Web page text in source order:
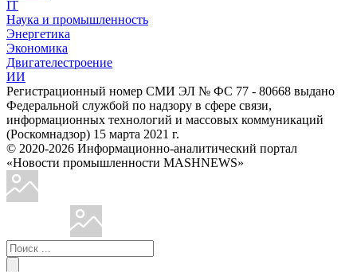
IT
Наука и промышленность
Энергетика
Экономика
Двигателестроение
ИИ
Регистрационный номер СМИ ЭЛ № ФС 77 - 80668 выдано
Федеральной службой по надзору в сфере связи,
информационных технологий и массовых коммуникаций
(Роскомнадзор) 15 марта 2021 г.
© 2020-2026 Информационно-аналитический портал
«Новости промышленности MASHNEWS»